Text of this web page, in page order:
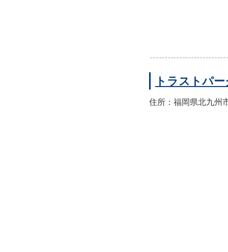
トラストパ
住所：福岡県北九州